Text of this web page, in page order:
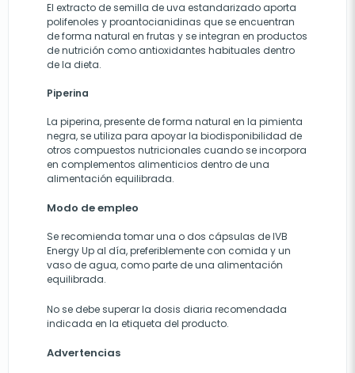
El extracto de semilla de uva estandarizado aporta
polifenoles y proantocianidinas que se encuentran
de forma natural en frutas y se integran en productos
de nutrición como antioxidantes habituales dentro
de la dieta.
Piperina
La piperina, presente de forma natural en la pimienta
negra, se utiliza para apoyar la biodisponibilidad de
otros compuestos nutricionales cuando se incorpora
en complementos alimenticios dentro de una
alimentación equilibrada.
Modo de empleo
Se recomienda tomar una o dos cápsulas de IVB
Energy Up al día, preferiblemente con comida y un
vaso de agua, como parte de una alimentación
equilibrada.
No se debe superar la dosis diaria recomendada
indicada en la etiqueta del producto.
Advertencias